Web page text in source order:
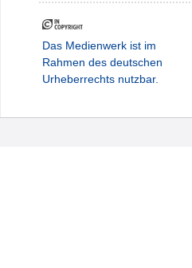
Das Medienwerk ist im
Rahmen des deutschen
Urheberrechts nutzbar.